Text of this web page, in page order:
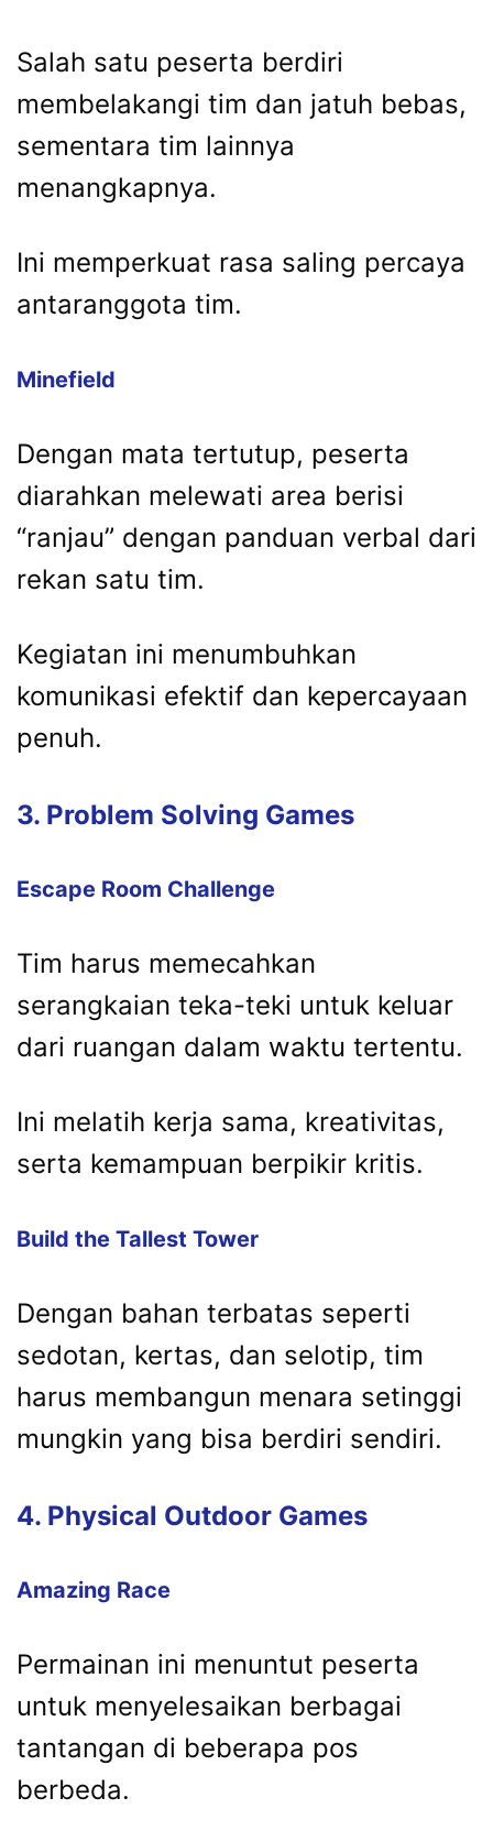
Salah satu peserta berdiri
membelakangi tim dan jatuh bebas,
sementara tim lainnya
menangkapnya.
Ini memperkuat rasa saling percaya
antaranggota tim.
Minefield
Dengan mata tertutup, peserta
diarahkan melewati area berisi
“ranjau” dengan panduan verbal dari
rekan satu tim.
Kegiatan ini menumbuhkan
komunikasi efektif dan kepercayaan
penuh.
3. Problem Solving Games
Escape Room Challenge
Tim harus memecahkan
serangkaian teka-teki untuk keluar
dari ruangan dalam waktu tertentu.
Ini melatih kerja sama, kreativitas,
serta kemampuan berpikir kritis.
Build the Tallest Tower
Dengan bahan terbatas seperti
sedotan, kertas, dan selotip, tim
harus membangun menara setinggi
mungkin yang bisa berdiri sendiri.
4. Physical Outdoor Games
Amazing Race
Permainan ini menuntut peserta
untuk menyelesaikan berbagai
tantangan di beberapa pos
berbeda.